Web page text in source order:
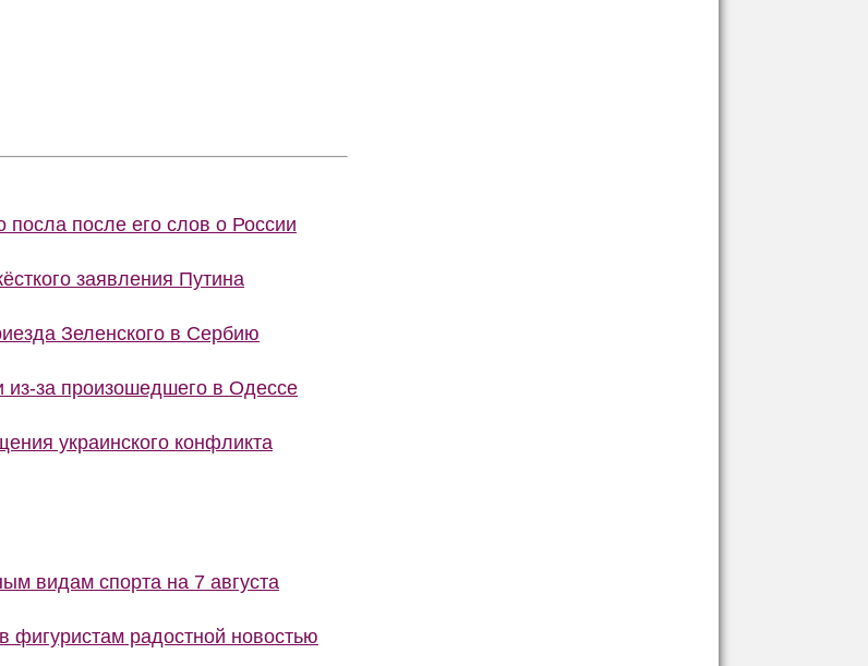
посла после его слов о России
заявления Путина
Зеленского в Сербию
из-за произошедшего в Одессе
украинского конфликта
видам спорта на 7 августа
фигуристам радостной новостью